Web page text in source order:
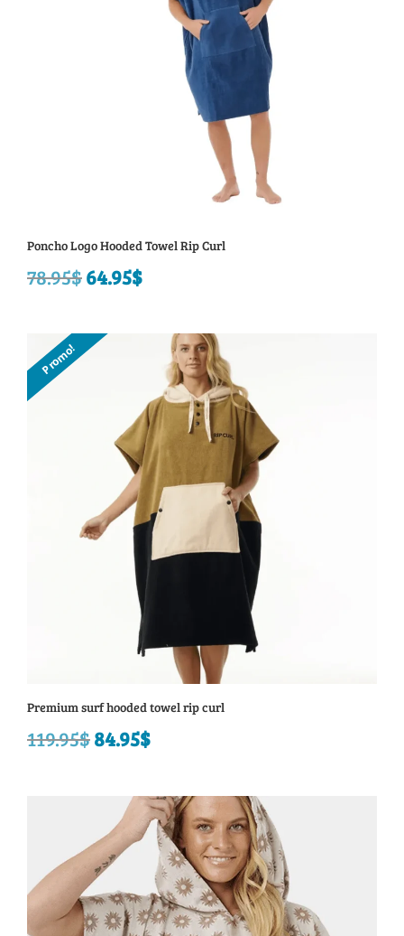
Poncho Logo Hooded Towel Rip Curl
78.95$Le
initial
78.95$.
64.95$
actuel
est :
64.95$.
Promo!
Premium surf hooded towel rip curl
119.95$Le
initial
était :
119.95$.
84.95$
actuel
est :
84.95$.